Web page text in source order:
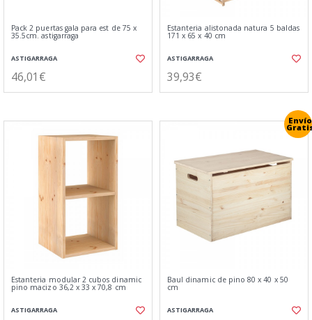
Pack 2 puertas gala para est de 75 x
35.5cm. astigarraga
ASTIGARRAGA
46,01€
Estanteria alistonada natura 5 baldas
171 x 65 x 40 cm
ASTIGARRAGA
39,93€
Estanteria modular 2 cubos dinamic
pino macizo 36,2 x 33 x 70,8 cm
ASTIGARRAGA
Envío
Baul dinamic de pino 80 x 40 x 50
cm
ASTIGARRAGA